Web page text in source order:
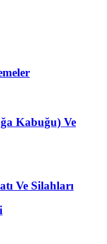
Kabuğu) Ve
Ve Silahları